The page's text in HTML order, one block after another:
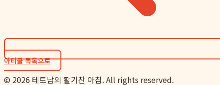
아티클 목록으로
© 2026 테토남의 활기찬 아침. All rights reserved.